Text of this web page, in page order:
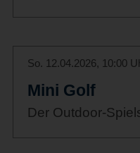
So. 12.04.2026, 10:00
Mini Golf
Der Outdoor-